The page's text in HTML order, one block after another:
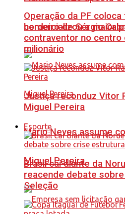
comercializou a maior
Mario Neves assume
Miguel Pereira
Operação da PF
herdeiro de Sérgio
contraventor no centro
milionário
Justiça reconduz Vitor
Miguel Pereira
Esporte
Brasil cai diante da
reacende debate
Seleção